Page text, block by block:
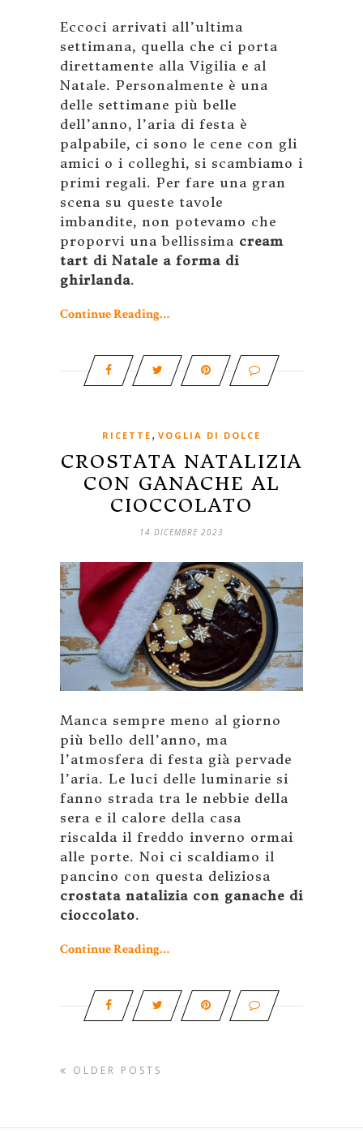
Eccoci arrivati all’ultima
settimana, quella che ci porta
direttamente alla Vigilia e al
Natale. Personalmente è una
delle settimane più belle
dell’anno, l’aria di festa è
palpabile, ci sono le cene con gli
amici o i colleghi, si scambiamo i
primi regali. Per fare una gran
scena su queste tavole
imbandite, non potevamo che
proporvi una bellissima cream
tart di Natale a forma di
ghirlanda.
Continue Reading…
RICETTE , VOGLIA DI DOLCE
CROSTATA NATALIZIA
CON GANACHE AL
CIOCCOLATO
14 DICEMBRE 2023
Manca sempre meno al giorno
più bello dell’anno, ma
l’atmosfera di festa già pervade
l’aria. Le luci delle luminarie si
fanno strada tra le nebbie della
sera e il calore della casa
riscalda il freddo inverno ormai
alle porte. Noi ci scaldiamo il
pancino con questa deliziosa
crostata natalizia con ganache di
cioccolato.
Continue Reading…
OLDER POSTS